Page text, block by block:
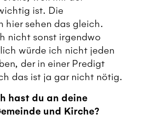
ist. Die
hier sehen das gleich.
nicht sonst irgendwo
würde ich nicht jeden
der in einer Predigt
das ist ja gar nicht nötig.
hast du an deine
und Kirche?